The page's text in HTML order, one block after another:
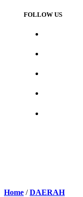
FOLLOW US
Home /DAERAH